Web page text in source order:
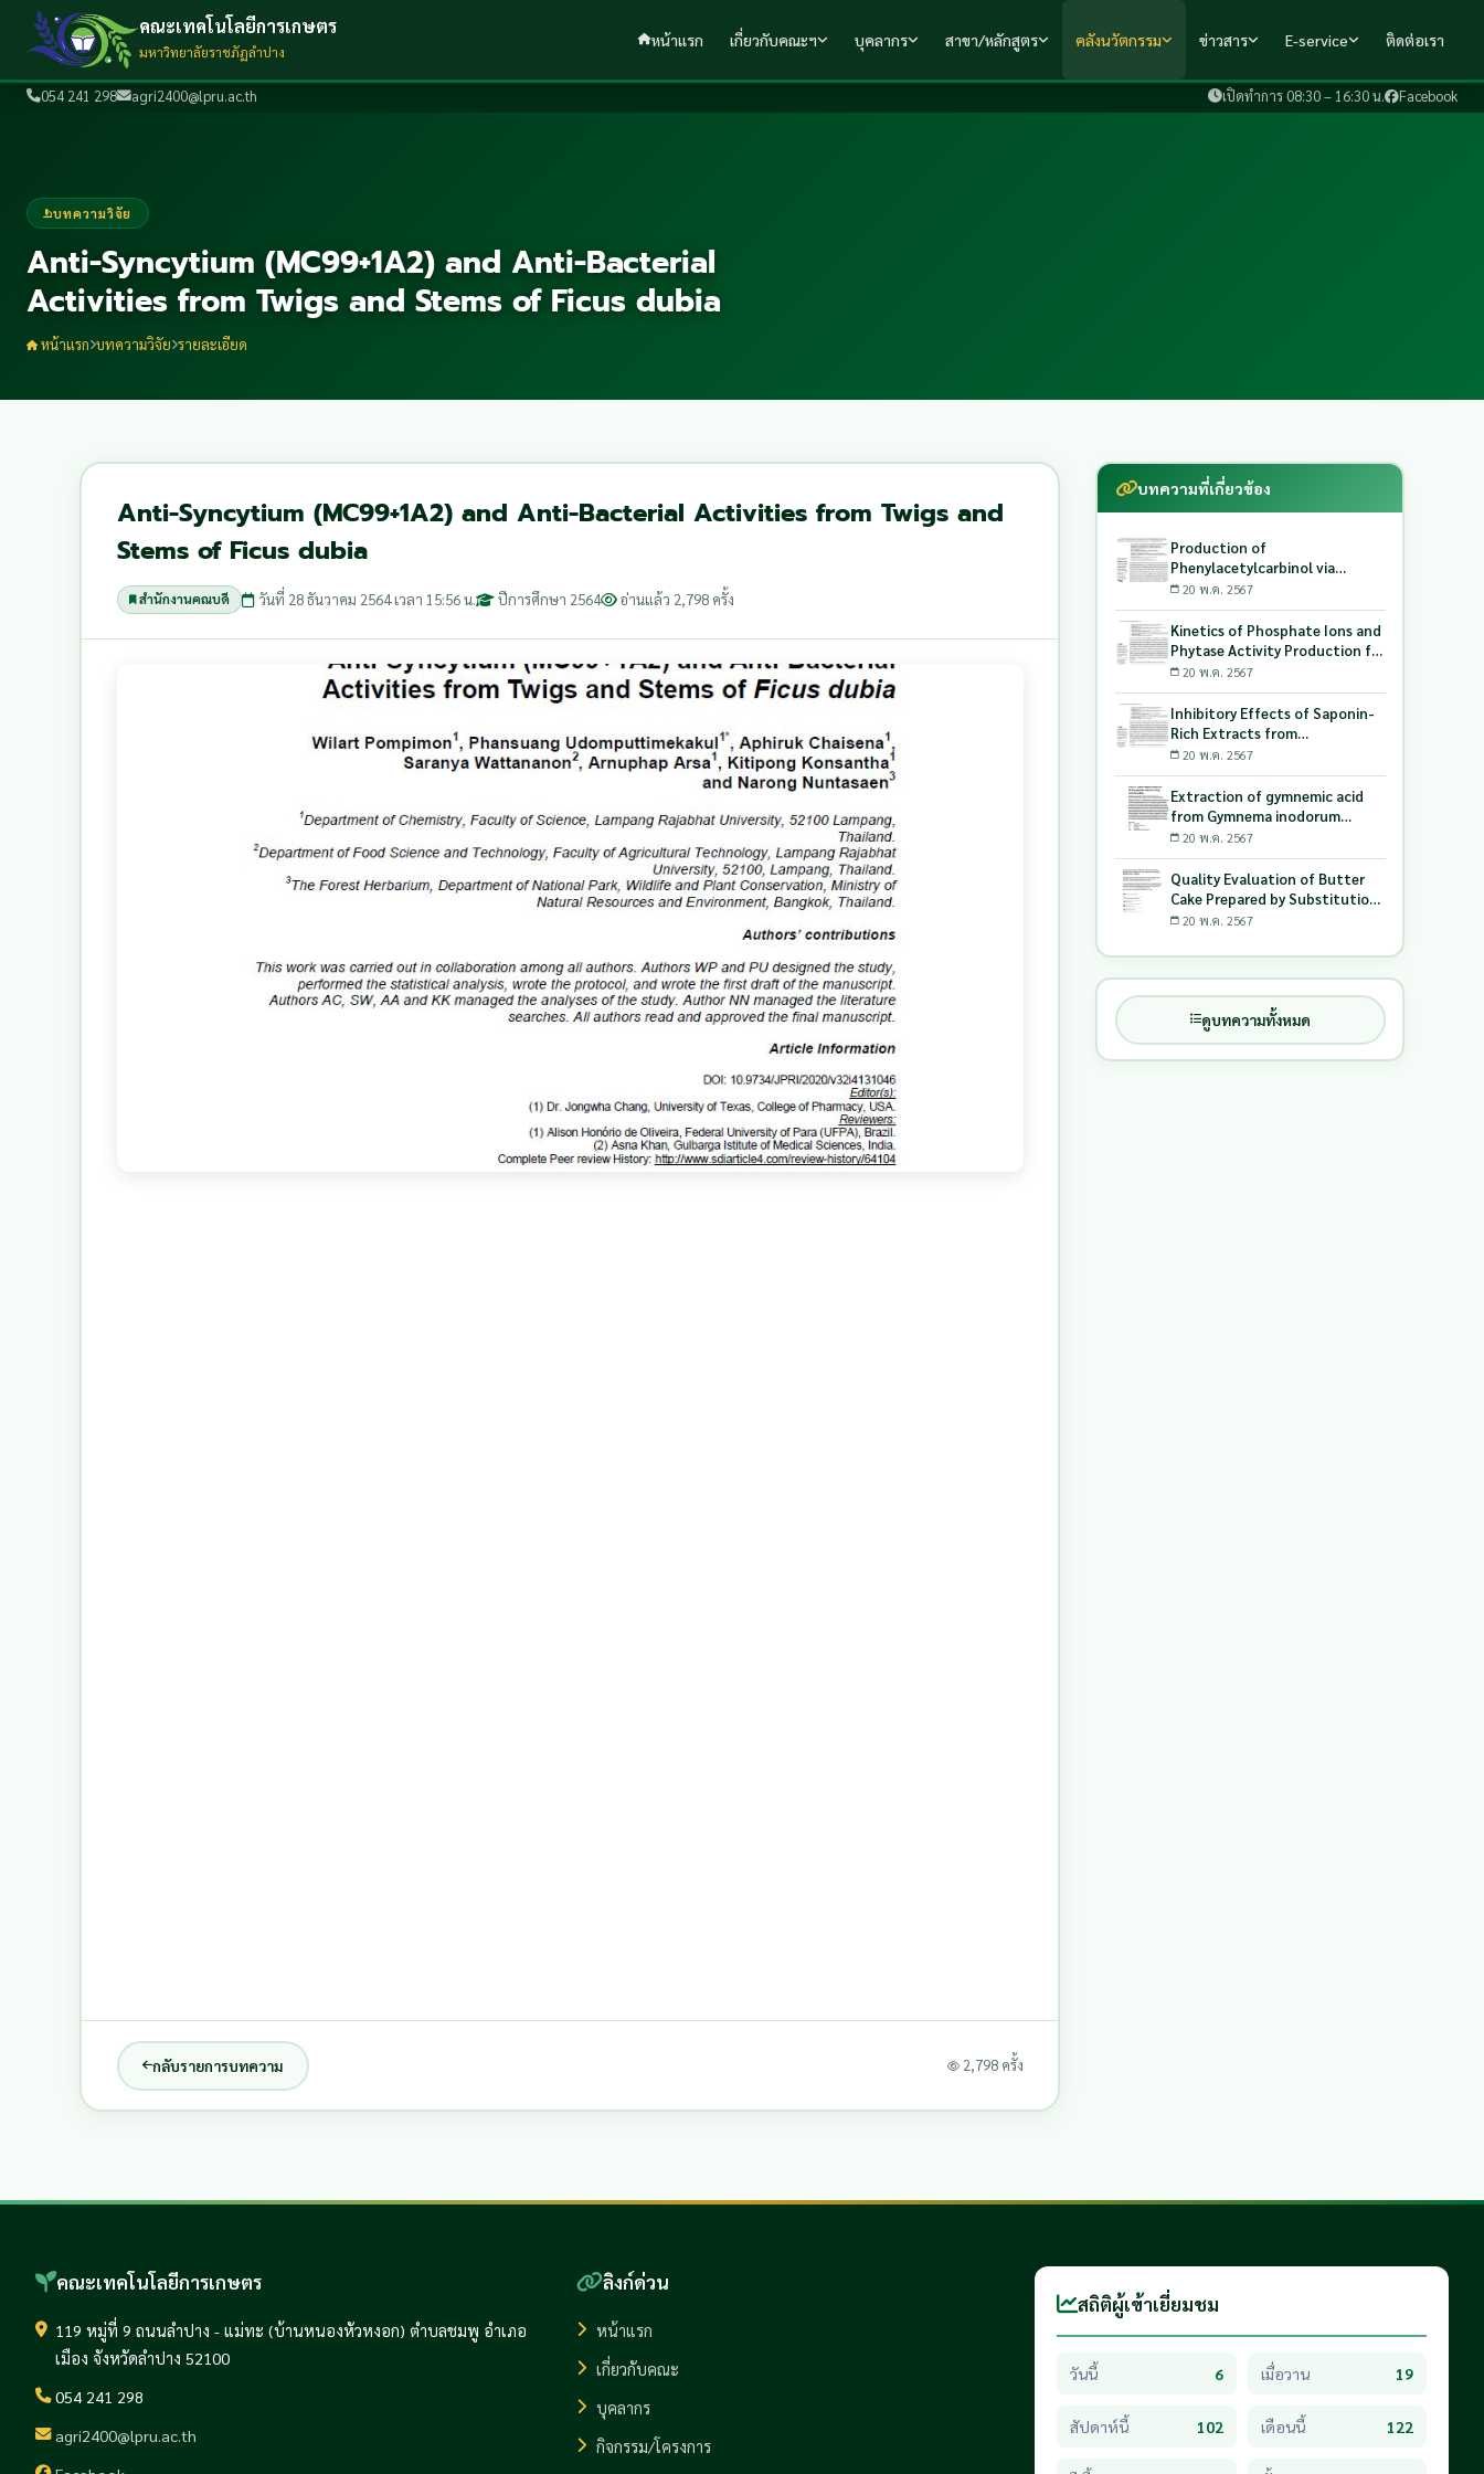
054 241 298 agri2400@lpru.ac.th เปิดทำการ 08:30 – 16:30 น. Facebook
คณะเทคโนโลยีการเกษตร
มหาวิทยาลัยราชภัฏลำปาง
หน้าแรก เกี่ยวกับคณะฯ บุคลากร สาขา/หลักสูตร คลังนวัตกรรม ข่าวสาร E-service ติดต่อเรา
บทความวิจัย
Anti-Syncytium (MC99+1A2) and Anti-Bacterial
Activities from Twigs and Stems of Ficus dubia
หน้าแรก บทความวิจัย รายละเอียด
Anti-Syncytium (MC99+1A2) and Anti-Bacterial Activities from Twigs and
Stems of Ficus dubia
สำนักงานคณบดี วันที่ 28 ธันวาคม 2564 เวลา 15:56 น. ปีการศึกษา 2564 อ่านแล้ว 2,798 ครั้ง
กลับรายการบทความ 2,798 ครั้ง
บทความที่เกี่ยวข้อง
Production of
Phenylacetylcarbinol via
Biotransformation Using the
Co-Culture of Candida
tropicalis TISTR 5306 and
Saccharomyces cerevisiae
TISTR 5606 as the Biocatalyst
20 พ.ค. 2567
Kinetics of Phosphate Ions and
Phytase Activity Production for
Lactic Acid-Producing Bacteria
Utilizing Milling and Whitening
Stages Rice Bran as Biopolymer
Substrates
20 พ.ค. 2567
Inhibitory Effects of Saponin-
Rich Extracts from
Pouteriacambodiana against
Digestive Enzymes a-
Glucosidase and Pancreatic
Lipase
20 พ.ค. 2567
Extraction of gymnemic acid
from Gymnema inodorum
(Lour.) Decne. leaves and
production of dry powder
extract using maltodextrin
20 พ.ค. 2567
Quality Evaluation of Butter
Cake Prepared by Substitution
of Wheat Flour with Green
20 พ.ค. 2567
ดูบทความทั้งหมด
คณะเทคโนโลยีการเกษตร
119 หมู่ที่ 9 ถนนลำปาง - แม่ทะ (บ้านหนองหัวหงอก) ตำบลชมพู อำเภอ
เมือง จังหวัดลำปาง 52100
054 241 298
agri2400@lpru.ac.th
ลิงก์ด่วน
หน้าแรก
เกี่ยวกับคณะ
บุคลากร
กิจกรรม/โครงการ
สถิติผู้เข้าเยี่ยมชม
วันนี้ 6 เมื่อวาน 19
สัปดาห์นี้ 102 เดือนนี้ 122